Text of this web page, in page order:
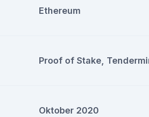
Ethereum
Proof of Stake,
Oktober 2020